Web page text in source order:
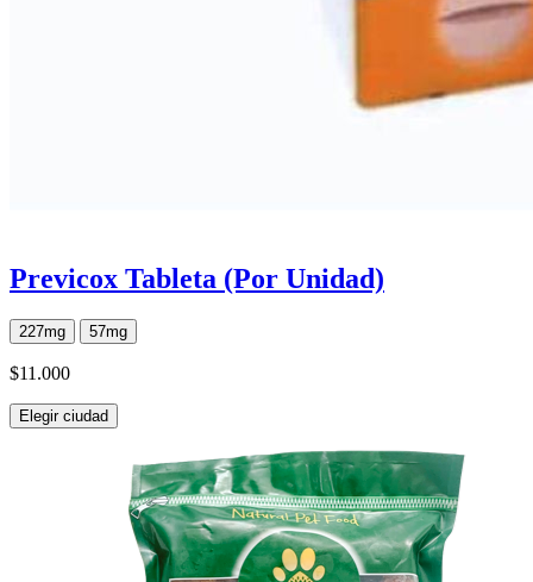
Previcox Tableta (Por Unidad)
227mg 57mg
$11.000
Elegir ciudad